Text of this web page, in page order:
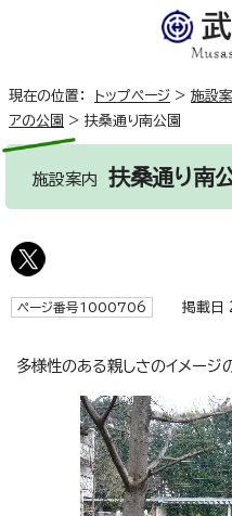
現在の位置： トップページ > 施設
アの公園 > 扶桑通り南公園
施設案内 扶桑通り南
ページ番号1000706 掲載日
多様性のある親しさのイメージ